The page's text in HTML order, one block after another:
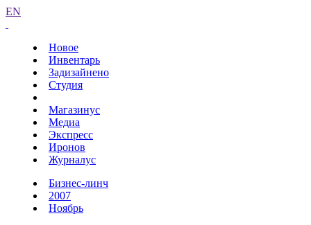
EN
Новое
Инвентарь
Задизайнено
Студия
Магазинус
Медиа
Экспресс
Иронов
Журналус
Бизнес-линч
2007
Ноябрь